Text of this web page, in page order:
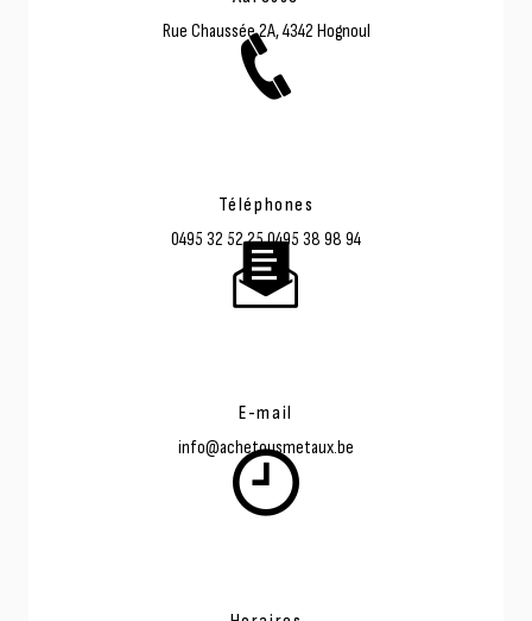
Rue Chaussée 2A, 4342 Hognoul
Téléphones
0495 32 52 250495 38 98 94
E-mail
info@achetousmetaux.be